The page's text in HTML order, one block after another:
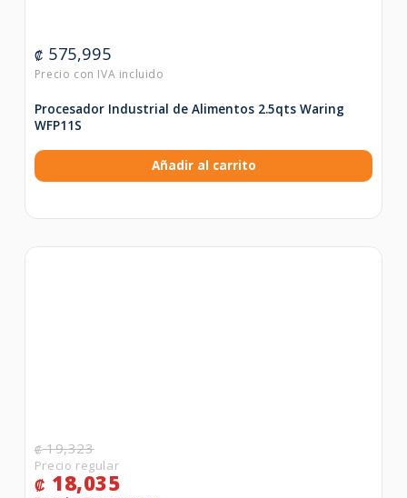
₡ 575,995
Procesador Industrial de Alimentos 2.5qts Waring
WFP11S
Añadir al carrito
₡19,323
₡ 18,035